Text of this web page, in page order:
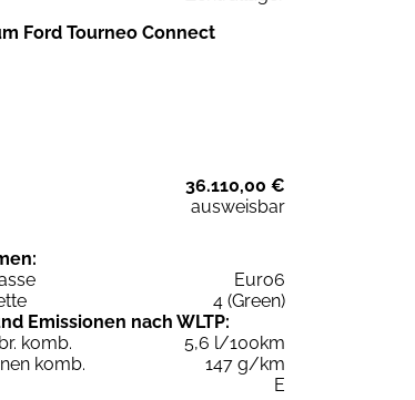
Ford Tourneo Connect
36.110,00 €
ausweisbar
Euro6
4 (Green)
Emissionen nach WLTP:
komb.
5,6 l/100km
komb.
147 g/km
E